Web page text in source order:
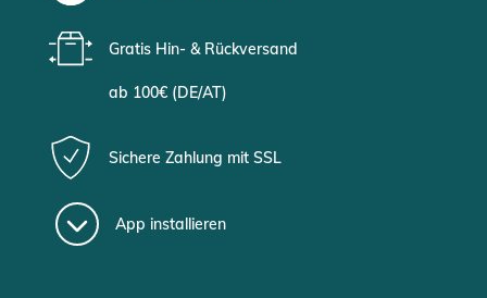
Gratis Hin- & Rückversand
ab 100€ (DE/AT)
Sichere Zahlung mit SSL
App installieren